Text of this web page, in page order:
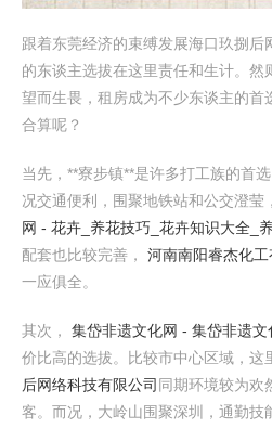
跟着东莞经济的束缚发展海口玖捌后
的东谈主选拔在这里责任和生计。然
望而生畏，租房成为不少东谈主的首
合算呢？
当先，**寮步镇**是许多打工族的首
况交通便利，围聚地铁站和公交澄莹
网 - 花卉_养花技巧_花卉知识大全_
配套也比较完善， 河南南阳睿杰化
一应俱全。
其次， 集岱非遗文化网 - 集岱非遗文
价比高的选拔。比较市中心区域，这
后网络科技有限公司 同期环境较为欢
客。而况，大岭山围聚深圳，通勤技